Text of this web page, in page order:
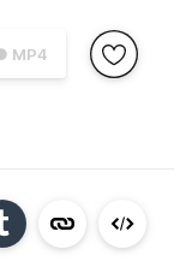
MP4